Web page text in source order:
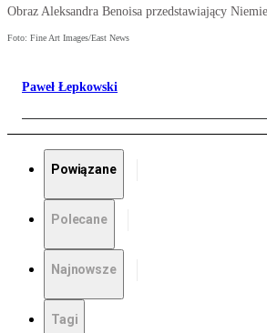
Obraz Aleksandra Benoisa przedstawiający
Foto: Fine Art Images/East News
Paweł Łepkowski
Powiązane
Polecane
Najnowsze
Tagi